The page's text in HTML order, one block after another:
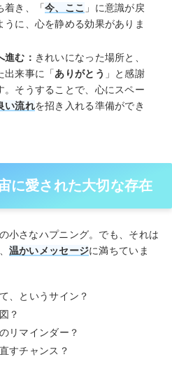
着き、「今、ここ 」に意識が戻
うに、心を静める効果がありま
進む： きれいになった場所と、
出来事に「ありがとう 」と感謝
。そうすることで、心にスペー
い流れを招き入れる準備ができ
に愛された大切な存在
小さなハプニング。でも、それは
温かいメッセージに満ちていま
、というサイン？
？
リマインダー？
すチャンス？